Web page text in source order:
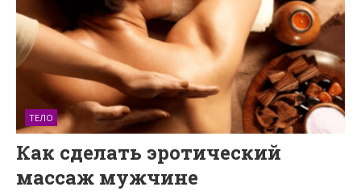
ТЕЛО
Как сделать эротический
массаж мужчине